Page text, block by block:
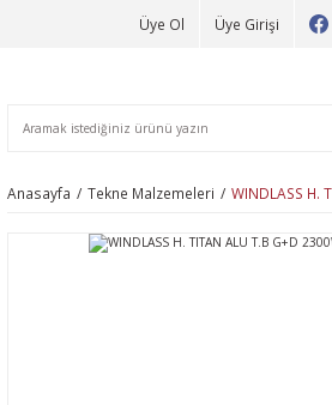
Üye Ol Üye Girişi
Anasayfa Tekne Malzemeleri WINDLASS H.